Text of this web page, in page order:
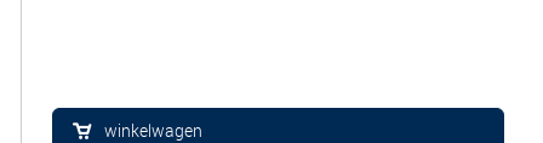
winkelwagen